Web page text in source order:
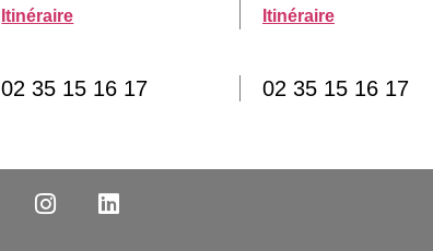
Itinéraire
02 35 15 16 17
Itinéraire
02 35 15 16 17